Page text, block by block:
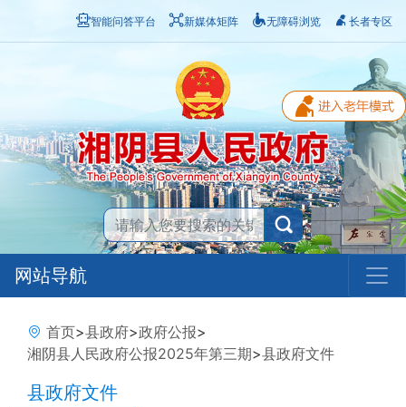
智能问答平台 新媒体矩阵 无障碍浏览 长者专区
网站导航
首页>县政府>政府公报>
湘阴县人民政府公报2025年第三期>县政府文件
县政府文件